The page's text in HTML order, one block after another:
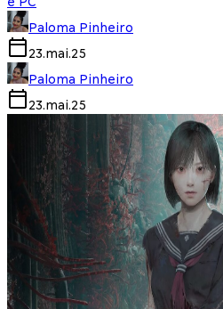
Paloma Pinheiro
23.mai.25
Paloma Pinheiro
23.mai.25